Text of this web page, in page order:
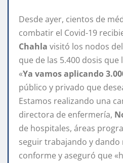
Desde ayer, cientos de
combatir el Covid-19
Chahla visitó los nodos
que de las 5.400 dosis
«Ya vamos aplicando
público y privado que
Estamos realizando una
directora de enfermería,
de hospitales, áreas
seguir trabajando y dando
conforme y aseguró que